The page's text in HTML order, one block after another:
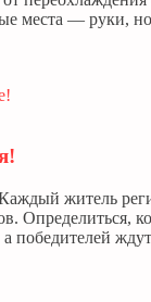
места — руки,
житель
победителей